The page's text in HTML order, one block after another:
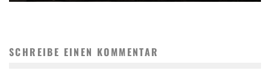
SCHREIBE EINEN KOMMENTAR